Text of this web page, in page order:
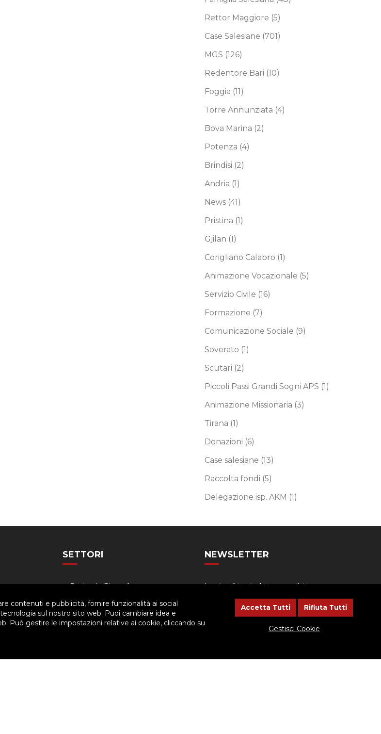
contenuti e pubblicità, fornire funzionalità ai social
sul nostro sito web. Puoi cambiare idea e
Può gestire le impostazioni relative ai cookie, cliccando su
Accetta Tutti Rifiuta Tutti
Gestisci Cookie
Rettor Maggiore (5)
Case Salesiane (701)
MGS (126)
Redentore Bari (10)
Foggia (11)
Torre Annunziata (4)
Bova Marina (2)
Potenza (4)
Brindisi (2)
Andria (1)
News (41)
Pristina (1)
Gjilan (1)
Corigliano Calabro (1)
Animazione Vocazionale (5)
Servizio Civile (16)
Formazione (7)
Comunicazione Sociale (9)
Soverato (1)
Scutari (2)
Piccoli Passi Grandi Sogni APS (1)
Animazione Missionaria (3)
Tirana (1)
Donazioni (6)
Case salesiane (13)
Raccolta fondi (5)
Delegazione isp. AKM (1)
SETTORI
Pastorale Giovanile
Formazione
Famiglia salesiana
NEWSLETTER
Lasciaci il tuo indirizzo email, ti
dell'Ispettoria